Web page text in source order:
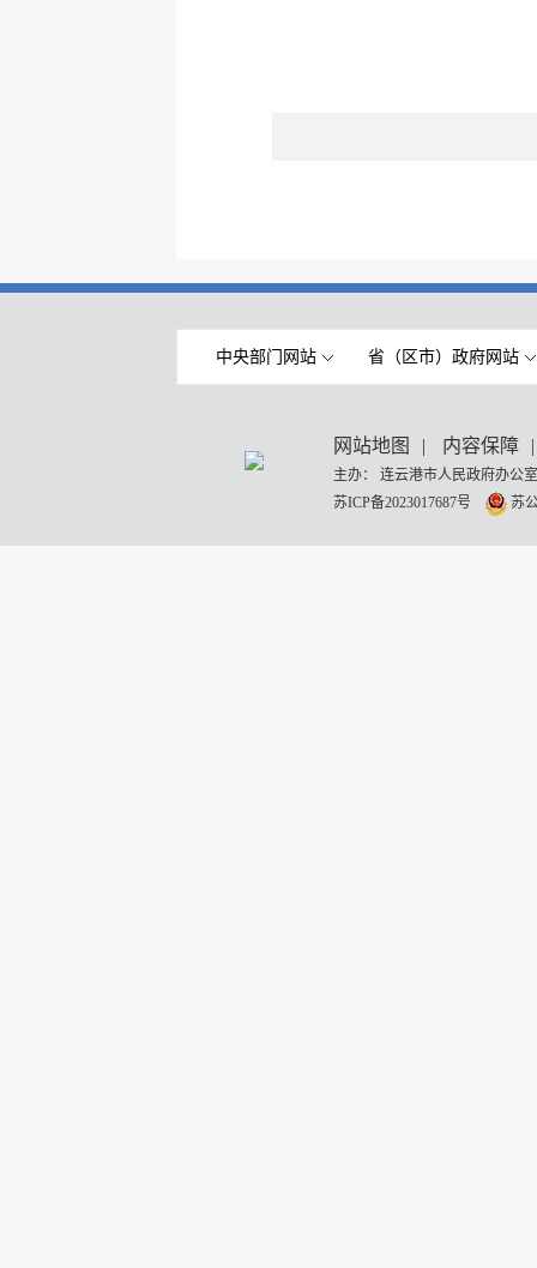
中央部门网站 省（区市）政府网站
网站地图 | 内容保障 |
主办： 连云港市人民政府办
苏ICP备2023017687号
苏